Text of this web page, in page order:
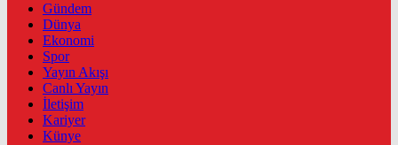
Gündem
Dünya
Ekonomi
Spor
Yayın Akışı
Canlı Yayın
İletişim
Kariyer
Künye